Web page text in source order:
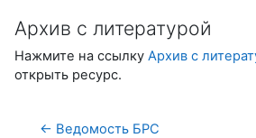
Архив с литературой
Нажмите на ссылку Архив с
открыть ресурс.
← Ведомость БРС